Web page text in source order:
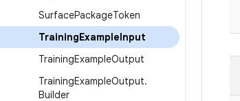
SurfacePackageToken
TrainingExampleInput
TrainingExampleOutput
TrainingExampleOutput.
Builder